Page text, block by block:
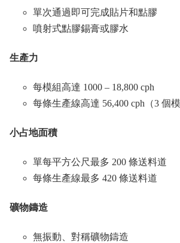
單次通過即可完成貼片和點膠
噴射式點膠錫膏或膠水
生產力
每模組高達 1000 – 18,800 cph
每條生產線高達 56,400 cph（3 個模
小占地面積
單每平方公尺最多 200 條送料道
每條生產線最多 420 條送料道
礦物鑄造
無振動、對稱礦物鑄造